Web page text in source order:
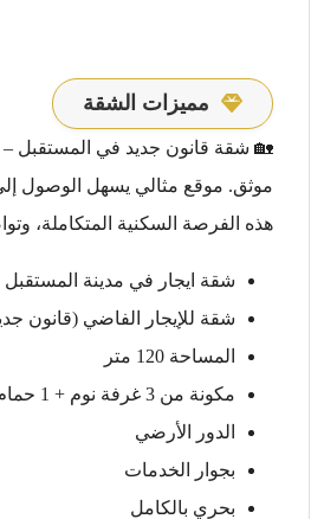
مميزات الشقة
🏡 شقة قانون جديد في المستقبل –
موثق. موقع مثالي يسهل الوصول إلى
هذه الفرصة السكنية المتكاملة،
شقة ايجار في مدينة المستقبل
شقة للإيجار الفاضي (قانون
المساحة 120 متر
مكونة من 3 غرفة نوم + 1 حمام
الدور الأرضي
بجوار الخدمات
بحري بالكامل